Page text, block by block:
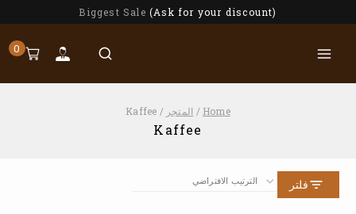
Biggest Sale (Ask for your discount)
0
Home
/ المتجر /
Kaffee
Kaffee
فلتر